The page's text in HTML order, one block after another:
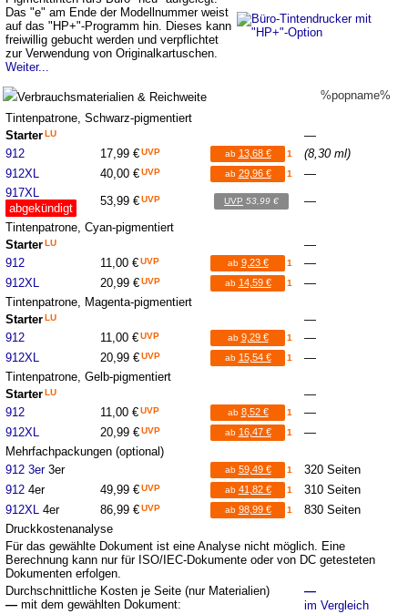
Das "e" am Ende der Modellnummer weist
auf das "HP+"-Programm hin. Dieses kann
freiwillig gebucht werden und verpflichtet
zur Verwendung von Originalkartuschen.
Weiter...
Verbrauchsmaterialien & Reichweite
%popname%
Tintenpatrone, Schwarz-pigmentiert
StarterLU
—
912
17,99 €UVP ab 13,68 € 1
(8,30 ml)
912XL
40,00 €UVP ab 29,96 € 1
—
917XL
abgekündigt
53,99 €UVP UVP 53,99 €
—
Tintenpatrone, Cyan-pigmentiert
StarterLU
—
912
11,00 €UVP ab 9,23 € 1
—
912XL
20,99 €UVP ab 14,59 € 1
—
Tintenpatrone, Magenta-pigmentiert
StarterLU
—
912
11,00 €UVP ab 9,29 € 1
—
912XL
20,99 €UVP ab 15,54 € 1
—
Tintenpatrone, Gelb-pigmentiert
StarterLU
—
912
11,00 €UVP ab 8,52 € 1
—
912XL
20,99 €UVP ab 16,47 € 1
—
Mehrfachpackungen (optional)
912 3er3er ab 59,49 € 1
320 Seiten
912 4er 49,99 €UVP ab 41,82 € 1
310 Seiten
912XL 4er 86,99 €UVP ab 98,99 € 1
830 Seiten
Druckkostenanalyse
Für das gewählte Dokument ist eine Analyse nicht möglich. Eine
Berechnung kann nur für ISO/IEC-Dokumente oder von DC getesteten
Dokumenten erfolgen.
Durchschnittliche Kosten je Seite (nur Materialien)
— mit dem gewählten Dokument:
—
im Vergleich